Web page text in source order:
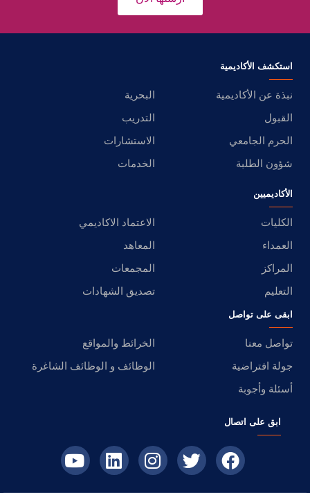
استكشف الأكاديمية
نبذة عن الأكاديمية
البحرية
القبول
التدريب
الحرم الجامعي
الاستشارات
شؤون الطلبة
الخدمات
الأكاديميين
الكليات
الاعتماد الاكاديمي
العمداء
المعاهد
المراكز
المجمعات
التعليم
تصديق الشهادات
ابقى على تواصل
تواصل معنا
الخرائط والمواقع
جولة افتراضية
الوظائف و الوظائف الشاغرة
أسئلة وأجوبة
ابق على اتصال